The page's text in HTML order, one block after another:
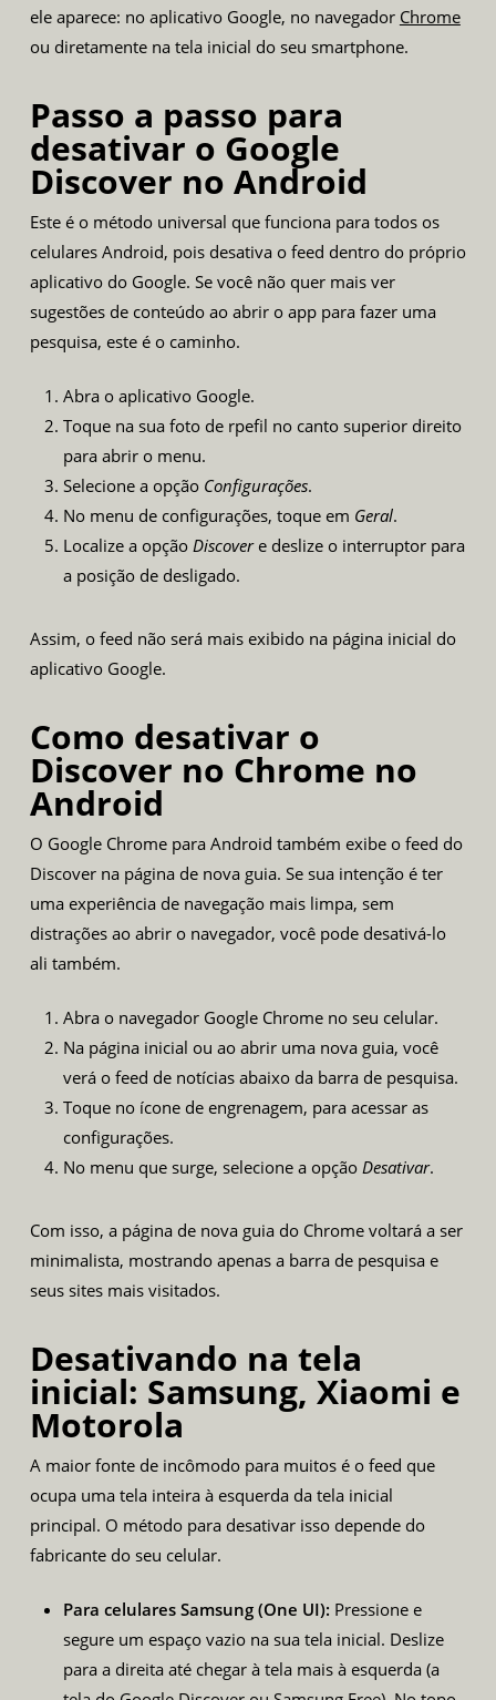
ele aparece: no aplicativo Google, no navegador Chrome
ou diretamente na tela inicial do seu smartphone.
Passo a passo para
desativar o Google
Discover no Android
Este é o método universal que funciona para todos os
celulares Android, pois desativa o feed dentro do próprio
aplicativo do Google. Se você não quer mais ver
sugestões de conteúdo ao abrir o app para fazer uma
pesquisa, este é o caminho.
Abra o aplicativo Google.
Toque na sua foto de rpefil no canto superior direito
para abrir o menu.
Selecione a opção Configurações.
No menu de configurações, toque em Geral.
Localize a opção Discovere deslize o interruptor para
a posição de desligado.
Assim, o feed não será mais exibido na página inicial do
aplicativo Google.
Como desativar o
Discover no Chrome no
Android
O Google Chrome para Android também exibe o feed do
Discover na página de nova guia. Se sua intenção é ter
uma experiência de navegação mais limpa, sem
distrações ao abrir o navegador, você pode desativá-lo
ali também.
Abra o navegador Google Chrome no seu celular.
Na página inicial ou ao abrir uma nova guia, você
verá o feed de notícias abaixo da barra de pesquisa.
Toque no ícone de engrenagem, para acessar as
configurações.
No menu que surge, selecione a opção Desativar.
Com isso, a página de nova guia do Chrome voltará a ser
minimalista, mostrando apenas a barra de pesquisa e
seus sites mais visitados.
Desativando na tela
inicial: Samsung, Xiaomi e
Motorola
A maior fonte de incômodo para muitos é o feed que
ocupa uma tela inteira à esquerda da tela inicial
principal. O método para desativar isso depende do
fabricante do seu celular.
Para celulares Samsung (One UI): Pressione e
segure um espaço vazio na sua tela inicial. Deslize
para a direita até chegar à tela mais à esquerda (a